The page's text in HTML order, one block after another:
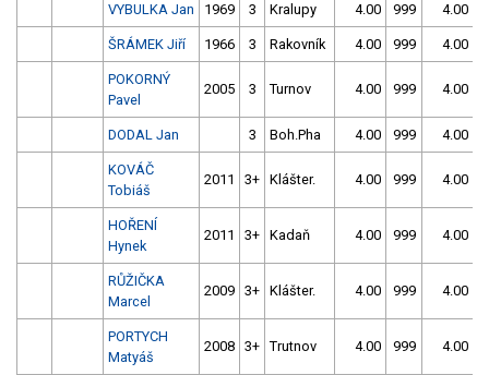
VYBULKA Jan 1969 3 Kralupy 4.00 999 4.00
ŠRÁMEK Jiří 1966 3 Rakovník 4.00 999 4.00
POKORNÝ
Pavel
2005 3 Turnov 4.00 999 4.00
DODAL Jan 3 Boh.Pha 4.00 999 4.00
KOVÁČ
Tobiáš
2011 3+ Klášter. 4.00 999 4.00
HOŘENÍ
Hynek
2011 3+ Kadaň 4.00 999 4.00
RŮŽIČKA
Marcel
2009 3+ Klášter. 4.00 999 4.00
PORTYCH
Matyáš
2008 3+ Trutnov 4.00 999 4.00